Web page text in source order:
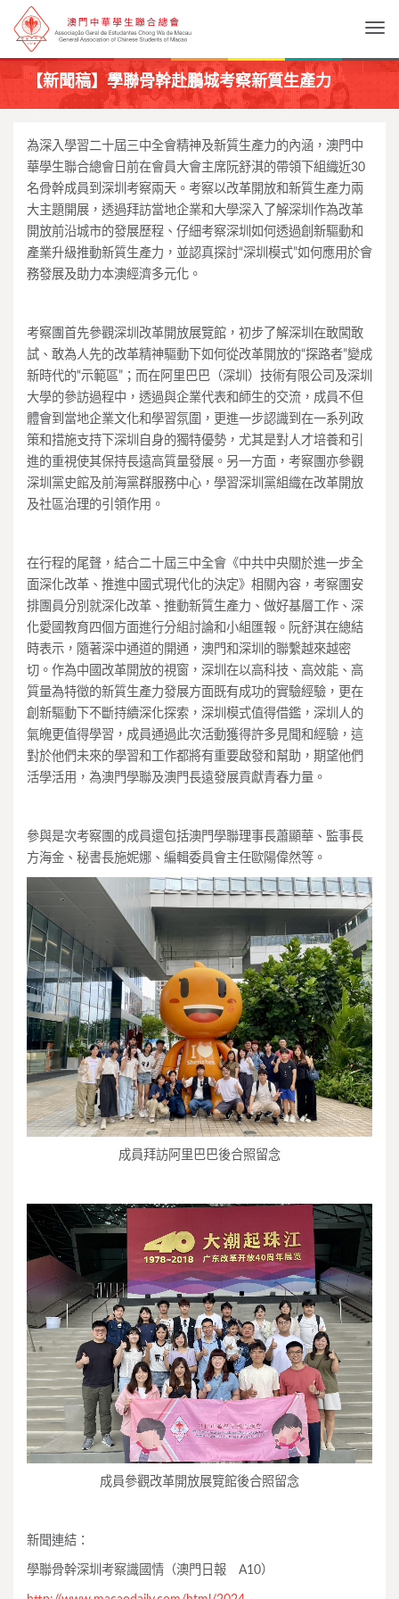
【新聞稿】學聯骨幹赴鵬城考察新質生產力
為深入學習二十屆三中全會精神及新質生產力的內涵，澳門中
華學生聯合總會日前在會員大會主席阮舒淇的帶領下組織近30
名骨幹成員到深圳考察兩天。考察以改革開放和新質生產力兩
大主題開展，透過拜訪當地企業和大學深入了解深圳作為改革
開放前沿城市的發展歷程、仔細考察深圳如何透過創新驅動和
產業升級推動新質生產力，並認真探討“深圳模式”如何應用於會
務發展及助力本澳經濟多元化。
考察團首先參觀深圳改革開放展覽館，初步了解深圳在敢闖敢
試、敢為人先的改革精神驅動下如何從改革開放的“探路者”變成
新時代的“示範區”；而在阿里巴巴（深圳）技術有限公司及深圳
大學的參訪過程中，透過與企業代表和師生的交流，成員不但
體會到當地企業文化和學習氛圍，更進一步認識到在一系列政
策和措施支持下深圳自身的獨特優勢，尤其是對人才培養和引
進的重視使其保持長遠高質量發展。另一方面，考察團亦參觀
深圳黨史館及前海黨群服務中心，學習深圳黨組織在改革開放
及社區治理的引領作用。
在行程的尾聲，結合二十屆三中全會《中共中央關於進一步全
面深化改革、推進中國式現代化的決定》相關內容，考察團安
排團員分別就深化改革、推動新質生產力、做好基層工作、深
化愛國教育四個方面進行分組討論和小組匯報。阮舒淇在總結
時表示，隨著深中通道的開通，澳門和深圳的聯繫越來越密
切。作為中國改革開放的視窗，深圳在以高科技、高效能、高
質量為特徵的新質生產力發展方面既有成功的實驗經驗，更在
創新驅動下不斷持續深化探索，深圳模式值得借鑑，深圳人的
氣魄更值得學習，成員通過此次活動獲得許多見聞和經驗，這
對於他們未來的學習和工作都將有重要啟發和幫助，期望他們
活學活用，為澳門學聯及澳門長遠發展貢獻青春力量。
參與是次考察團的成員還包括澳門學聯理事長蕭顯華、監事長
方海金、秘書長施妮娜、編輯委員會主任歐陽偉然等。
成員拜訪阿里巴巴後合照留念
成員參觀改革開放展覽館後合照留念
新聞連結：
學聯骨幹深圳考察識國情（澳門日報 A10）